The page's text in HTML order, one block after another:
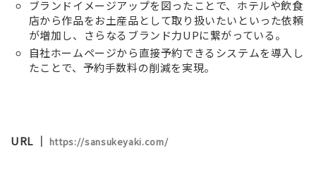
ブランドイメージアップを図ったことで、ホテルや飲食
店から作品をお土産品として取り扱いたいといった依頼
が増加し、さらなるブランド力UPに繋がっている。
自社ホームページから直接予約できるシステムを導入し
たことで、予約手数料の削減を実現。
URL ｜ https://sansukeyaki.com/